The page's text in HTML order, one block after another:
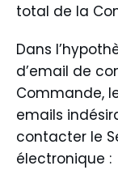
total de la
Dans
d’email de
Commande,
emails
contacter le
électronique :